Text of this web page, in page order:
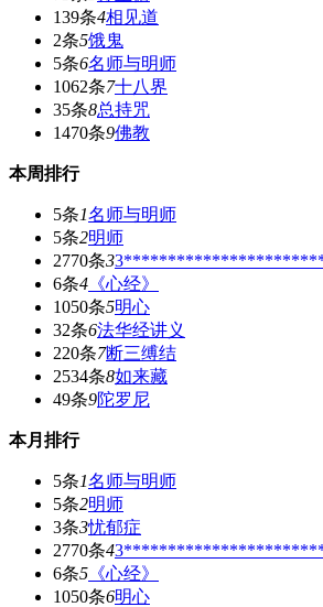
139条4相见道
2条5饿鬼
5条6名师与明师
1062条7十八界
35条8总持咒
1470条9佛教
本周排行
5条1名师与明师
5条2明师
2770条3
6条4 《心经》
1050条5明心
32条6法华经讲义
220条7断三缚结
2534条8如来藏
49条9陀罗尼
本月排行
5条1名师与明师
5条2明师
3条3忧郁症
2770条4
6条5 《心经》
1050条6明心